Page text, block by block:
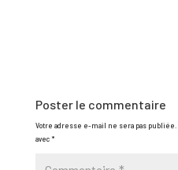
Poster le commentaire
Votre adresse e-mail ne sera pas publiée.
avec*